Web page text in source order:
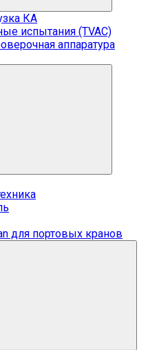
КА
испытания (TVAC)
аппаратура
для портовых кранов